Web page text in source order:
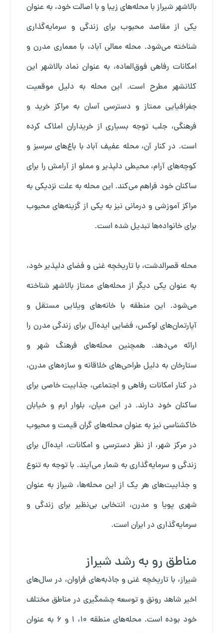
بالاشهر شیراز با محله‌های زیبا و با اصالت خود، به عنوان
یکی از مقاصد محبوب برای زندگی و سرمایه‌گذاری
شناخته می‌شود. محله معالی آباد، با معماری مدرن و
امکانات رفاهی فوق‌العاده، به عنوان نماد بالاشهر این
کلانشهر مطرح است. این محله به دلیل موقعیت
جغرافیایی ممتاز و دسترسی آسان به مراکز خرید و
فرهنگی، جلب توجه بسیاری از خریداران املاک کرده
است. در کنار آن، محله عفیف آباد با باغ‌های سرسبز و
کوچه‌های آرام، محیطی دلپذیر و مملو از آرامش را برای
ساکنان خود فراهم می‌کند. این محله به علت نزدیکی به
مراکز آموزشی و درمانی نیز به یکی از گزینه‌های محبوب
برای خانواده‌ها تبدیل شده است.
محله قصرالدشت، با تاریخچه غنی و فضای دلپذیر خود،
به عنوان یکی دیگر از محله‌های ممتاز بالاشهر شناخته
می‌شود. این منطقه با خانه‌های ویلایی مستقل و
آپارتمان‌های لوکس، فضایی ایده‌آل برای زندگی مدرن را
ارائه می‌دهد. همچنین محله‌های فرهنگ شهر و
ستارخان به دلیل طراحی‌های خلاقانه و سازه‌های مدرن،
در کنار امکانات رفاهی و اجتماعی، جذابیت خاصی برای
ساکنان خود دارند. در این میان، بلوار ارم و خیابان
خاکشناسی نیز به عنوان محله‌های گران قیمت و محبوب
در مرکز شهر، از نظر دسترسی و امکانات، ایده‌آل برای
زندگی و سرمایه‌گذاری به شمار می‌آیند. با توجه به تنوع
و جذابیت‌های هر یک از این محله‌ها، شیراز به عنوان
شهری پویا و مدرن، انتخابی بی‌نظیر برای زندگی و
سرمایه‌گذاری در ایران است.
مناطق رو به رشد شیراز
شیراز، با تاریخچه غنی و جاذبه‌های فراوان، در سال‌های
اخیر شاهد رونق و توسعه چشمگیری در مناطق مختلف
خود بوده است. محله‌های منطقه 10، 1 و 6 به عنوان